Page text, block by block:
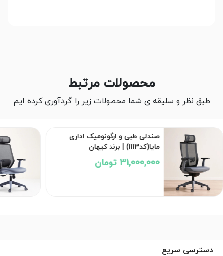
محصولات مرتبط
طبق نظر و سلیقه ی شما محصولات زیر را گردآوری کرده ایم
صندلی طبی و ارگونومیک اداری
مایا(کد1113) | برند کیهان
31,000,000 تومان
طبی
دسترسی سریع